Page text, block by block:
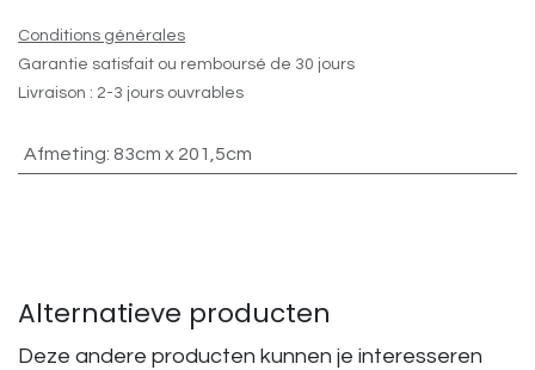
Conditions générales
Garantie satisfait ou remboursé de 30 jours
Livraison : 2-3 jours ouvrables
Afmeting: 83cm x 201,5cm
Alternatieve producten
Deze andere producten kunnen je interesseren